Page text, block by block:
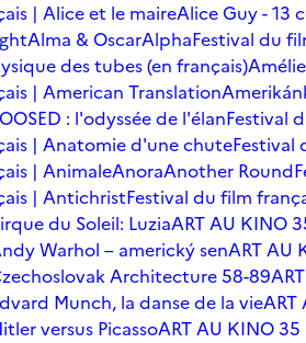
| Alice et le maireAlice Guy - 13
Alma & OscarAlphaFestival du
des tubes (en français)
| American Translation
: l'odyssée de l'élanFestival
| Anatomie d'une chuteFestival
| AnimaleAnoraAnother Round
| AntichristFestival du film
du Soleil: LuziaART AU KINO
Warhol – americký senART AU
Architecture 58-89
Munch, la danse de la vieART
versus PicassoART AU KINO